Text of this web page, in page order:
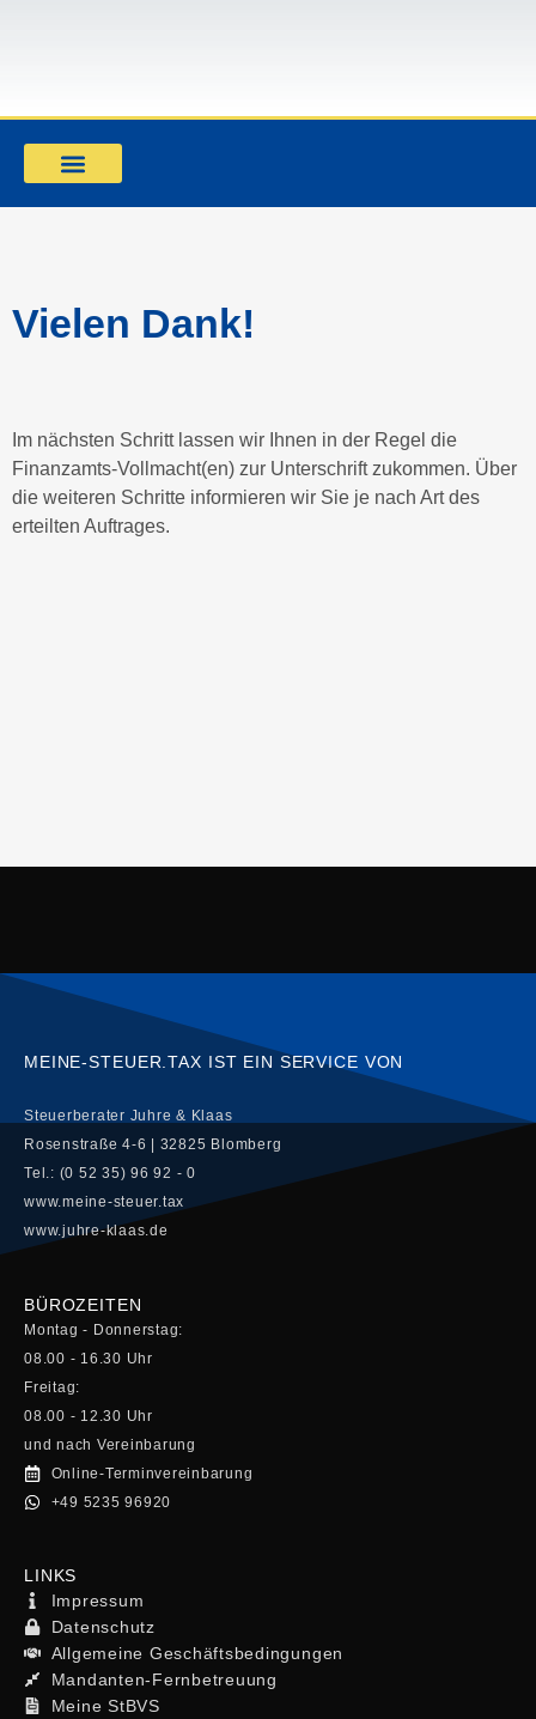
Vielen Dank!
Im nächsten Schritt lassen wir Ihnen in der Regel die
Finanzamts-Vollmacht(en) zur Unterschrift zukommen. Über
die weiteren Schritte informieren wir Sie je nach Art des
erteilten Auftrages.
MEINE-STEUER.TAX IST EIN SERVICE VON
Steuerberater Juhre & Klaas
Rosenstraße 4-6 | 32825 Blomberg
Tel.: (0 52 35) 96 92 - 0
www.meine-steuer.tax
www.juhre-klaas.de
BÜROZEITEN
Montag - Donnerstag:
08.00 - 16.30 Uhr
Freitag:
08.00 - 12.30 Uhr
und nach Vereinbarung
Online-Terminvereinbarung
+49 5235 96920
LINKS
Impressum
Datenschutz
Allgemeine Geschäftsbedingungen
Mandanten-Fernbetreuung
Meine StBVS